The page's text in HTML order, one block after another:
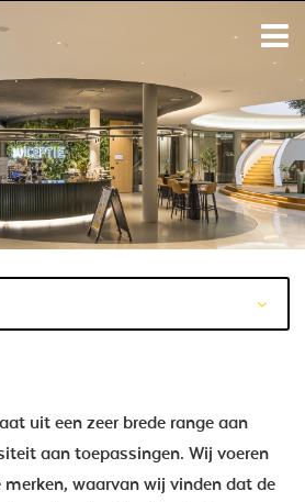
uit een zeer brede range aan
aan toepassingen. Wij voeren
merken, waarvan wij vinden dat de